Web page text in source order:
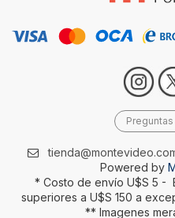
Powered by
* Costo de envío U$S 5 -
superiores a U$S 150 a
** Imagenes